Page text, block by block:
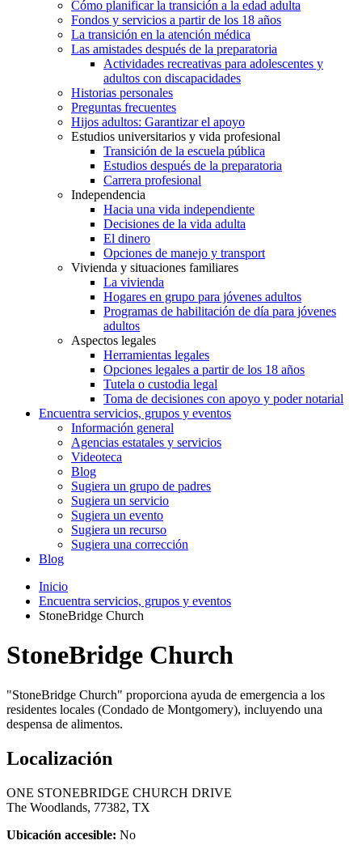
Cómo planificar la transición a la edad adulta
Fondos y servicios a partir de los 18 años
La transición en la atención médica
Las amistades después de la preparatoria
Actividades recreativas para adolescentes y
adultos con discapacidades
Historias personales
Preguntas frecuentes
Hijos adultos: Garantizar el apoyo
Estudios universitarios y vida profesional
Transición de la escuela pública
Estudios después de la preparatoria
Carrera profesional
Independencia
Hacia una vida independiente
Decisiones de la vida adulta
El dinero
Opciones de manejo y transport
Vivienda y situaciones familiares
La vivienda
Hogares en grupo para jóvenes adultos
Programas de habilitación de día para jóvenes
adultos
Aspectos legales
Herramientas legales
Opciones legales a partir de los 18 años
Tutela o custodia legal
Toma de decisiones con apoyo y poder notarial
Encuentra servicios, grupos y eventos
Información general
Agencias estatales y servicios
Videoteca
Blog
Sugiera un grupo de padres
Sugiera un servicio
Sugiera un evento
Sugiera un recurso
Sugiera una corrección
Blog
Inicio
Encuentra servicios, grupos y eventos
StoneBridge Church
StoneBridge Church
"StoneBridge Church" proporciona ayuda de emergencia a los
residentes locales (Condado de Montgomery), incluyendo una
despensa de alimentos.
Localización
ONE STONEBRIDGE CHURCH DRIVE
The Woodlands, 77382, TX
Ubicación accesible: No